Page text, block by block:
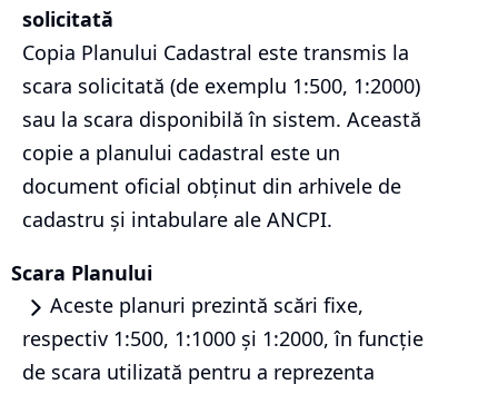
solicitată
Copia Planului Cadastral este transmis la
scara solicitată (de exemplu 1:500, 1:2000)
sau la scara disponibilă în sistem. Această
copie a planului cadastral este un
document oficial obținut din arhivele de
cadastru și intabulare ale ANCPI.
Scara Planului
Aceste planuri prezintă scări fixe,
respectiv 1:500, 1:1000 și 1:2000, în funcție
de scara utilizată pentru a reprezenta